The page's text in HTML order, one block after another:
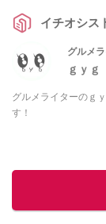
てください。イチオシス
グルメ
ｇｙｇ
グルメライターのｇ
す！